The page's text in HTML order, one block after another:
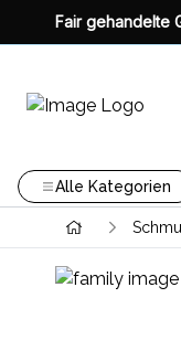
Fair gehandelte
Alle Kategorien